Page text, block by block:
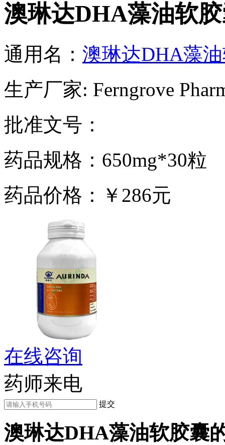
澳琳达DHA藻油软
通用名： 澳琳达DHA藻
生产厂家: Ferngrove
批准文号：
药品规格：650mg*30粒
药品价格：￥286元
在线咨询
药师来电
提交
澳琳达DHA藻油软胶囊